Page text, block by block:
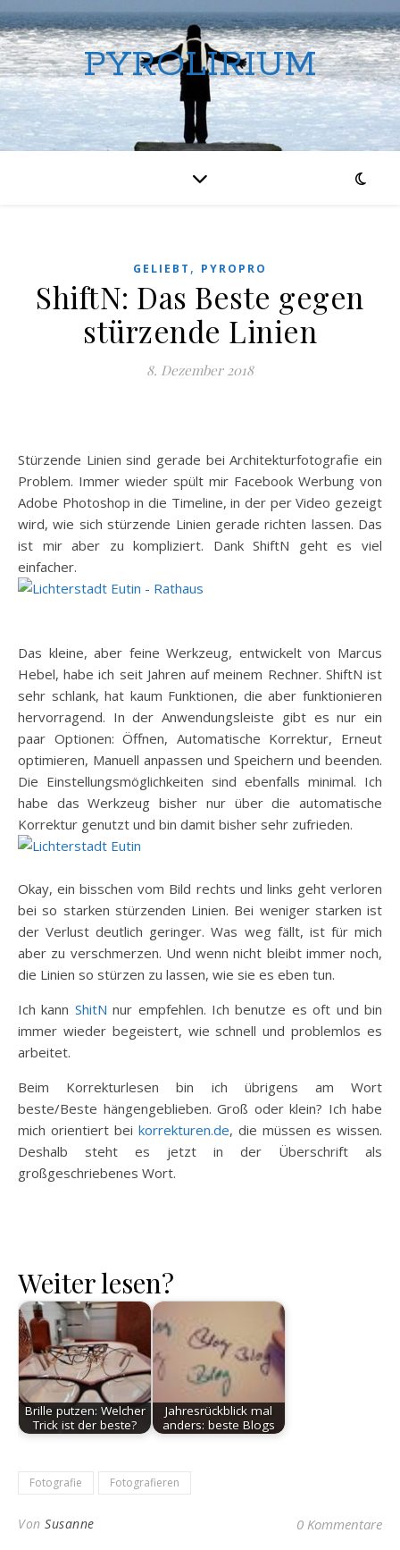
PYROLIRIUM
GELIEBT , PYROPRO
ShiftN: Das Beste gegen
stürzende Linien
8. Dezember 2018
Stürzende Linien sind gerade bei Architekturfotografie ein
Problem. Immer wieder spült mir Facebook Werbung von
Adobe Photoshop in die Timeline, in der per Video gezeigt
wird, wie sich stürzende Linien gerade richten lassen. Das
ist mir aber zu kompliziert. Dank ShiftN geht es viel
einfacher.
Das kleine, aber feine Werkzeug, entwickelt von Marcus
Hebel, habe ich seit Jahren auf meinem Rechner. ShiftN ist
sehr schlank, hat kaum Funktionen, die aber funktionieren
hervorragend. In der Anwendungsleiste gibt es nur ein
paar Optionen: Öffnen, Automatische Korrektur, Erneut
optimieren, Manuell anpassen und Speichern und beenden.
Die Einstellungsmöglichkeiten sind ebenfalls minimal. Ich
habe das Werkzeug bisher nur über die automatische
Korrektur genutzt und bin damit bisher sehr zufrieden.
Okay, ein bisschen vom Bild rechts und links geht verloren
bei so starken stürzenden Linien. Bei weniger starken ist
der Verlust deutlich geringer. Was weg fällt, ist für mich
aber zu verschmerzen. Und wenn nicht bleibt immer noch,
die Linien so stürzen zu lassen, wie sie es eben tun.
Ich kann ShitN nur empfehlen. Ich benutze es oft und bin
immer wieder begeistert, wie schnell und problemlos es
arbeitet.
Beim Korrekturlesen bin ich übrigens am Wort
beste/Beste hängengeblieben. Groß oder klein? Ich habe
mich orientiert bei korrekturen.de, die müssen es wissen.
Deshalb steht es jetzt in der Überschrift als
großgeschriebenes Wort.
Weiter lesen?
Brille putzen: Welcher
Trick ist der beste?
Jahresrückblick mal
anders: beste Blogs
Fotografie Fotografieren
Von Susanne 0 Kommentare